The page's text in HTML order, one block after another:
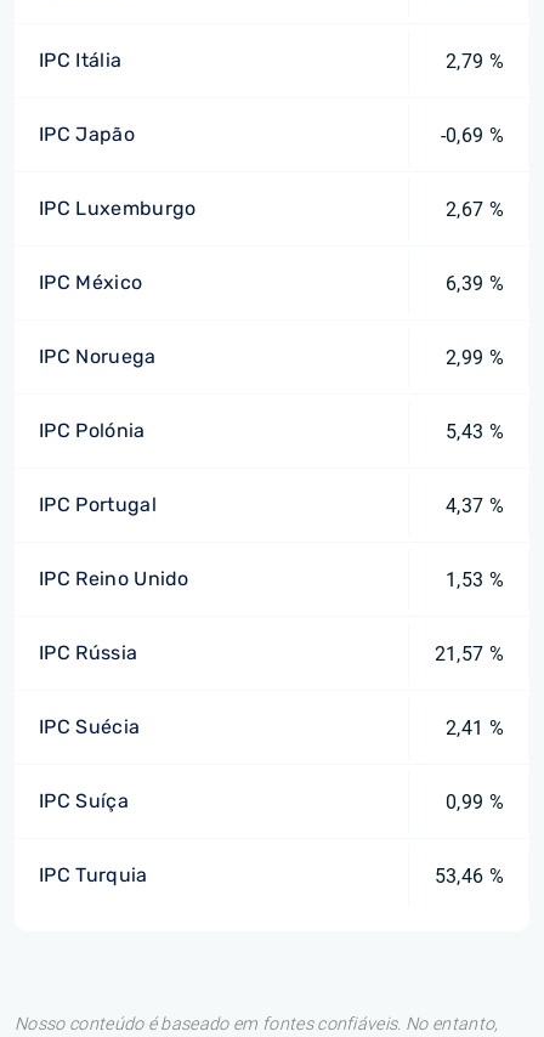
IPC Itália 2,79 %
IPC Japão -0,69 %
IPC Luxemburgo 2,67 %
IPC México 6,39 %
IPC Noruega 2,99 %
IPC Polónia 5,43 %
IPC Portugal 4,37 %
IPC Reino Unido 1,53 %
IPC Rússia 21,57 %
IPC Suécia 2,41 %
IPC Suíça 0,99 %
IPC Turquia 53,46 %
Nosso conteúdo é baseado em fontes confiáveis. No entanto,